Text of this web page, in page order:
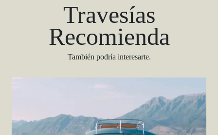
Travesías
Recomienda
También podría interesarte.